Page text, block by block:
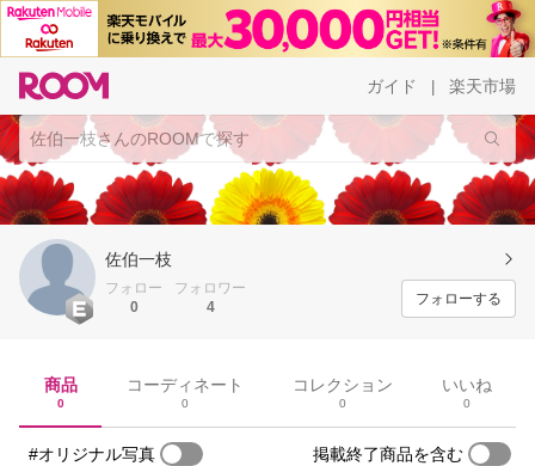
ガイド 楽天市場
佐伯一枝
フォロー
0
フォロワー
4
フォローする
商品
0
コーディネート
0
コレクション
0
いいね
0
#オリジナル写真 掲載終了商品を含む